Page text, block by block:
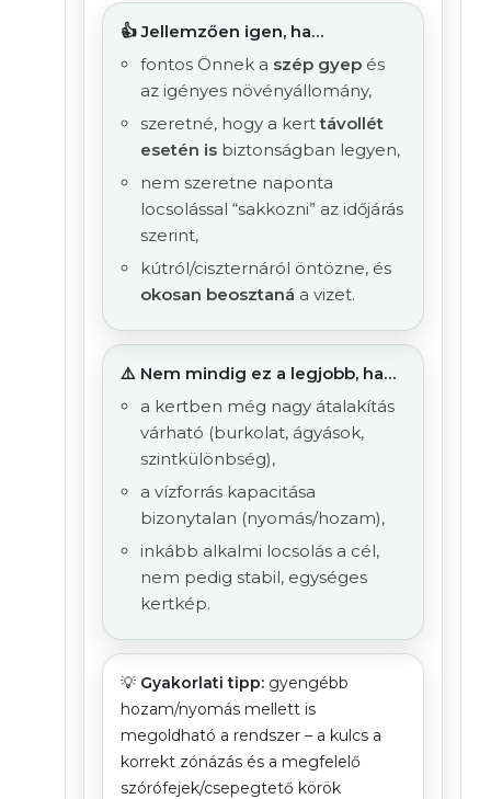
👍 Jellemzően igen, ha…
fontos Önnek a szép gyep és
az igényes növényállomány,
szeretné, hogy a kerttávollét
esetén is biztonságban legyen,
nem szeretne naponta
locsolással “sakkozni” az időjárás
szerint,
kútról/ciszternáról öntözne, és
okosan beosztaná a vizet.
⚠️ Nem mindig ez a legjobb, ha…
a kertben még nagy átalakítás
várható (burkolat, ágyások,
szintkülönbség),
a vízforrás kapacitása
bizonytalan (nyomás/hozam),
inkább alkalmi locsolás a cél,
nem pedig stabil, egységes
kertkép.
💡 Gyakorlati tipp: gyengébb
hozam/nyomás mellett is
megoldható a rendszer – a kulcs a
korrekt zónázás és a megfelelő
szórófejek/csepegtető körök